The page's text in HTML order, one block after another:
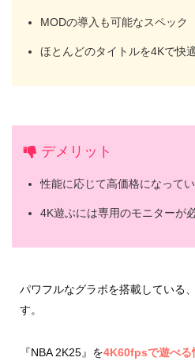
MODの導入も可能なスペック
ほとんどのタイトルを4Kで快
デメリット
性能に応じて高価格になって
4K遊ぶには専用のモニターが
パワフルなグラボを搭載している
す。
『NBA 2K25』を4K60fpsで遊べる